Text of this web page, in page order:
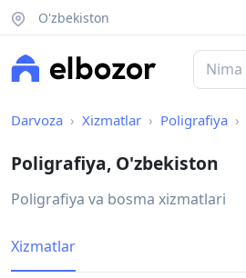
O'zbekiston
Darvoza Xizmatlar Poligrafiya
Poligrafiya, O'zbekiston
Poligrafiya va bosma xizmatlari
Xizmatlar